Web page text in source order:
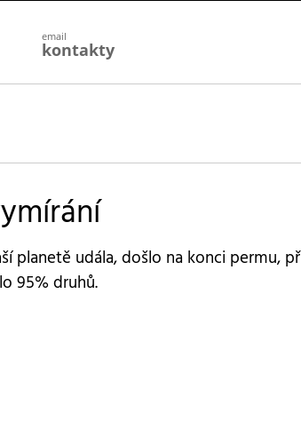
email
kontakty
planetě udála, došlo na konci permu,
95% druhů.